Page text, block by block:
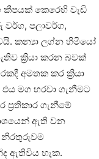
කීපයක්‌ කෙරෙහි වැඩි
පලාවර්ග,
කන්‍යා ලග්න හිමියෝ
ක්‍රියා කරන බවක්‌
අමතක කර ක්‍රියා
මග හරවා ගැනීමට
ගැනීමේ
ඇති වන
නිරතුරුවම
ඇතිවිය හැක.